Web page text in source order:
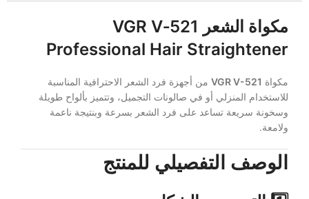
مكواة الشعر VGR V‑521
Professional Hair Straightener
مكواة VGR V-521 من أجهزة فرد الشعر الاحترافية المناسبة
للاستخدام المنزلي أو في صالونات التجميل، وتتميز بألواح طويلة
وسخونة سريعة تساعد على فرد الشعر بسرعة وبنتيجة ناعمة
ولامعة.
الوصف التفصيلي للمنتج